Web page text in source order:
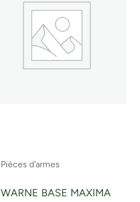
Pièces d'armes
WARNE BASE MAXIMA